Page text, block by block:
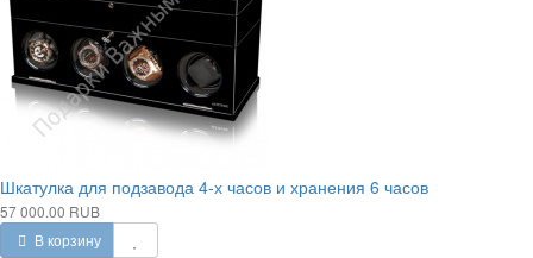
Шкатулка для подзавода 4-х часов и хранения 6 часов
57 000.00 RUB
В корзину